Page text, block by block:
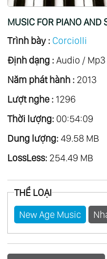
MUSIC FOR PIANO AND
Trình bày : Corciolli
Định dạng : Audio / Mp3
Năm phát hành : 2013
Lượt nghe : 1296
Thời lượng: 00:54:09
Dung lượng: 49.58 MB
LossLess: 254.49 MB
THỂ LOẠI
New Age Music